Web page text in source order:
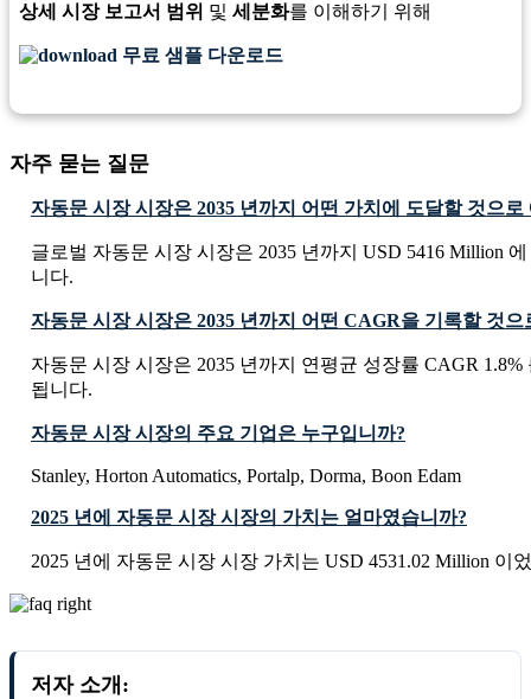
상세 시장 보고서 범위 및 세분화를 이해하기 위해
무료 샘플 다운로드
자주 묻는 질문
자동문 시장 시장은 2035 년까지 어떤 가치에 도달할 것으로
글로벌 자동문 시장 시장은 2035 년까지 USD 5416 Million
니다.
자동문 시장 시장은 2035 년까지 어떤 CAGR을 기록할 것으
자동문 시장 시장은 2035 년까지 연평균 성장률 CAGR
됩니다.
자동문 시장 시장의 주요 기업은 누구입니까?
Stanley, Horton Automatics, Portalp, Dorma, Boon Edam
2025 년에 자동문 시장 시장의 가치는 얼마였습니까?
2025 년에 자동문 시장 시장 가치는 USD 4531.02 Million 이
저자 소개: